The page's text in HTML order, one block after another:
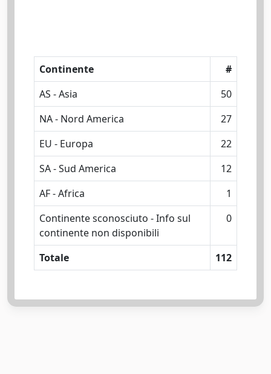
Continente
#
AS - Asia
50
NA - Nord America
27
EU - Europa
22
SA - Sud America
12
AF - Africa
1
Continente sconosciuto - Info sul
continente non disponibili
0
Totale 112